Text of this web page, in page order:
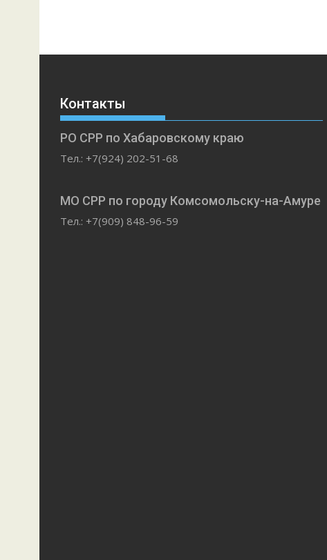
Контакты
РО СРР по Хабаровскому краю
Тел.: +7(924) 202-51-68
МО СРР по городу Комсомольску-на-Амуре
Тел.: +7(909) 848-96-59